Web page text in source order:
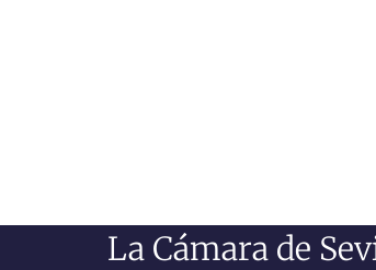
La Cámara de